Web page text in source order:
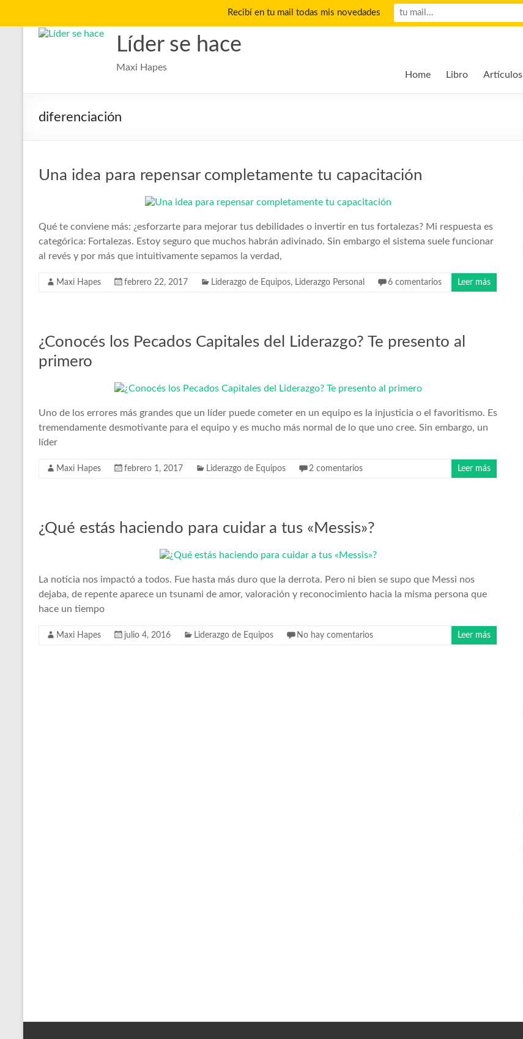
Líder se hace
Maxi Hapes
Home Libro Artículos
diferenciación
Una idea para repensar completamente tu capacitación
Qué te conviene más: ¿esforzarte para mejorar tus debilidades o invertir en tus fortalezas? Mi respuesta es
categórica: Fortalezas. Estoy seguro que muchos habrán adivinado. Sin embargo el sistema suele funcionar
al revés y por más que intuitivamente sepamos la verdad,
Maxi Hapes febrero 22, 2017 Liderazgo de Equipos, Liderazgo Personal 6 comentarios Leer más
¿Conocés los Pecados Capitales del Liderazgo? Te presento al
primero
Uno de los errores más grandes que un líder puede cometer en un equipo es la injusticia o el favoritismo. Es
tremendamente desmotivante para el equipo y es mucho más normal de lo que uno cree. Sin embargo, un
líder
Maxi Hapes febrero 1, 2017 Liderazgo de Equipos 2 comentarios Leer más
¿Qué estás haciendo para cuidar a tus «Messis»?
La noticia nos impactó a todos. Fue hasta más duro que la derrota. Pero ni bien se supo que Messi nos
dejaba, de repente aparece un tsunami de amor, valoración y reconocimiento hacia la misma persona que
hace un tiempo
Maxi Hapes julio 4, 2016 Liderazgo de Equipos No hay comentarios Leer más
Recibí en tu mail todas mis novedades